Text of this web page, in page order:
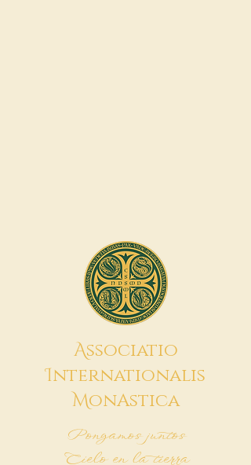
Associatio
Internationalis
MonAstica
Pongamos juntos
Cielo en la tierra